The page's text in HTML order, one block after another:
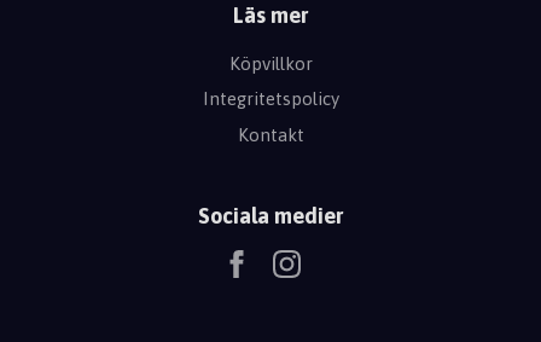
Läs mer
Köpvillkor
Integritetspolicy
Kontakt
Sociala medier